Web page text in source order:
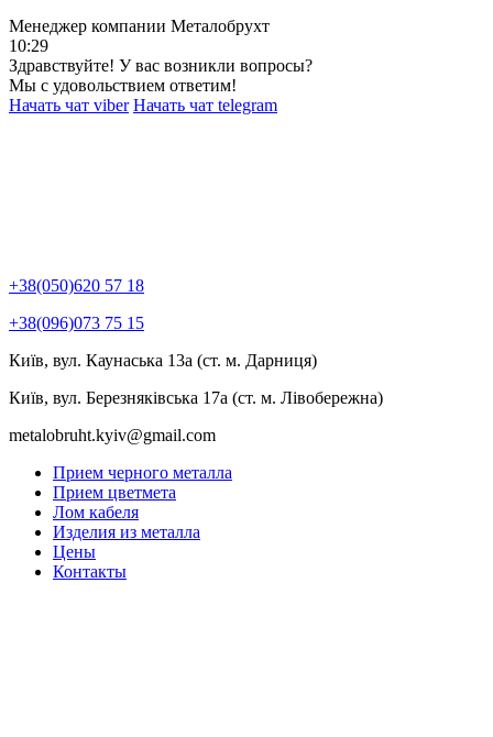
Менеджер компании Металобрухт
10:29
Здравствуйте! У вас возникли вопросы?
Мы с удовольствием ответим!
Начать чат viber Начать чат telegram
+38(050)620 57 18
+38(096)073 75 15
Київ, вул. Каунаська 13а (ст. м. Дарниця)
Київ, вул. Березняківська 17а (ст. м. Лівобережна)
metalobruht.kyiv@gmail.com
Прием черного металла
Прием цветмета
Лом кабеля
Изделия из металла
Цены
Контакты